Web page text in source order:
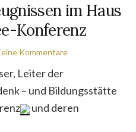
im Haus
Konferenz
Kommentare
Leiter der
– und Bildungsstätte
und deren